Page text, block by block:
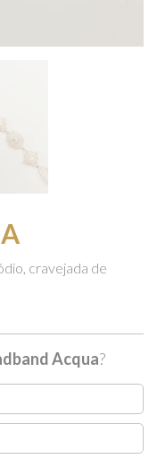
cravejada de
Acqua?